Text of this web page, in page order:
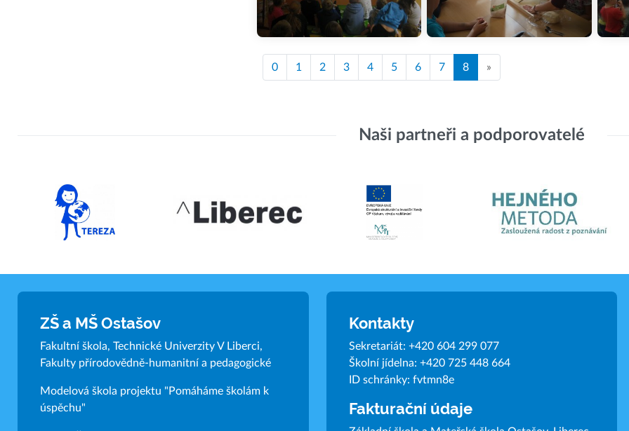
0 1 2 3 4 5 6 7 8 »
Naši partneři a podporovatelé
ZŠ a MŠ Ostašov
Fakultní škola, Technické Univerzity V Liberci,
Fakulty přírodovědně-humanitní a pedagogické
Modelová škola projektu "Pomáháme školám k
úspěchu"
Kontakty
Sekretariát: +420 604 299 077
Školní jídelna: +420 725 448 664
ID schránky: fvtmn8e
Fakturační údaje